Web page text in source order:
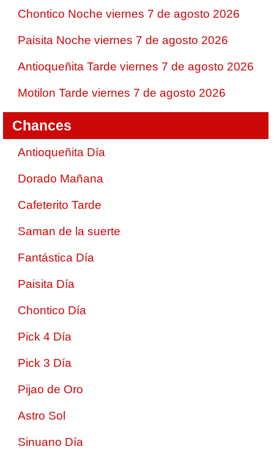
Chontico Noche viernes 7 de agosto 2026
Paisita Noche viernes 7 de agosto 2026
Antioqueñita Tarde viernes 7 de agosto 2026
Motilon Tarde viernes 7 de agosto 2026
Chances
Antioqueñita Día
Dorado Mañana
Cafeterito Tarde
Saman de la suerte
Fantástica Día
Paisita Día
Chontico Día
Pick 4 Día
Pick 3 Día
Pijao de Oro
Astro Sol
Sinuano Día